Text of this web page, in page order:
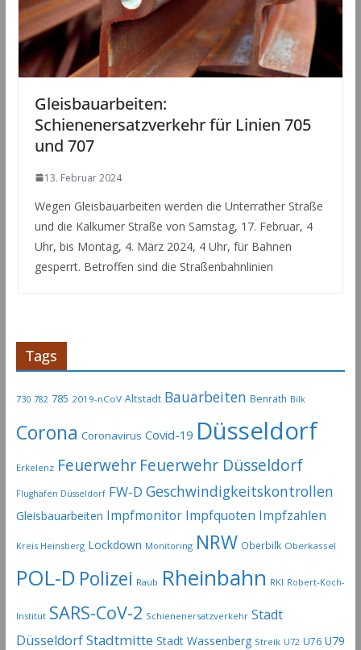
Gleisbauarbeiten:
Schienenersatzverkehr für Linien 705
und 707
13. Februar 2024
Wegen Gleisbauarbeiten werden die Unterrather Straße
und die Kalkumer Straße von Samstag, 17. Februar, 4
Uhr, bis Montag, 4. März 2024, 4 Uhr, für Bahnen
gesperrt. Betroffen sind die Straßenbahnlinien
Tags
730 782 785 2019-nCoV Altstadt Bauarbeiten Benrath Bilk
Corona Coronavirus Covid-19 Düsseldorf
Erkelenz Feuerwehr Feuerwehr Düsseldorf
Flughafen Düsseldorf FW-D Geschwindigkeitskontrollen
Gleisbauarbeiten Impfmonitor Impfquoten Impfzahlen
Kreis Heinsberg Lockdown Monitoring NRW Oberbilk Oberkassel
POL-D Polizei Raub Rheinbahn RKI Robert-Koch-
Institut SARS-CoV-2 Schienenersatzverkehr Stadt
DüsseldorfStadtmitte Stadt Wassenberg Streik U72 U76 U79